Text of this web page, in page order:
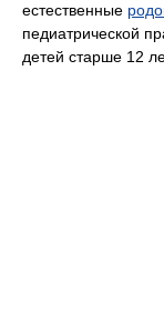
естественные
педиатрической
детей старше 12